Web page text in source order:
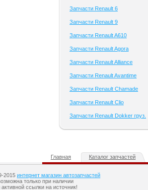
Запчасти Renault 6
Запчасти Renault 9
Запчасти Renault A610
Запчасти Renault Agora
Запчасти Renault Alliance
Запчасти Renault Avantime
Запчасти Renault Chamade
Запчасти Renault Clio
Запчасти Renault Dokker груз.
Главная Каталог запчастей
2015 интернет магазин автозапчастей
только при наличии
ссылки на источник!